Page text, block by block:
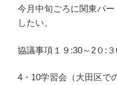
今月中旬ごろに関東パ
したい。
協議事項１９:30～2０:
4・10学習会（大田区で